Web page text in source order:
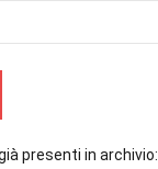
presenti in archivio: